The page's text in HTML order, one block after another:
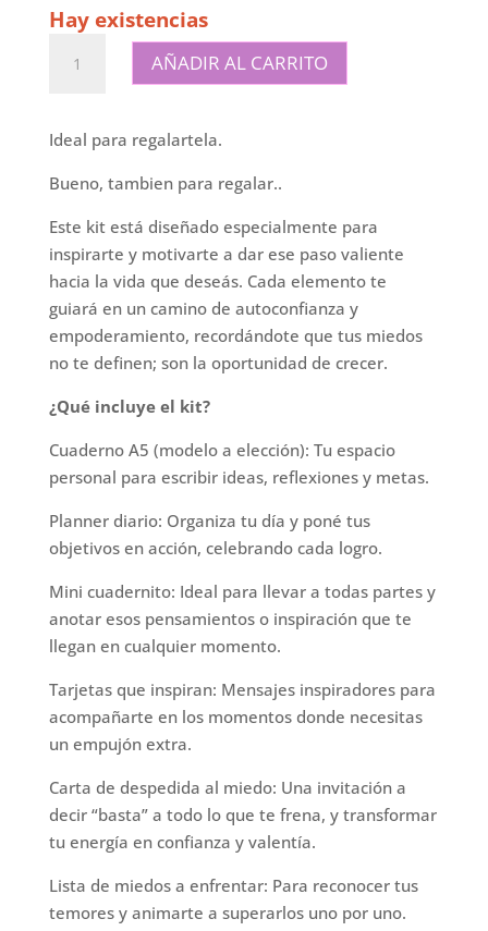
Hay existencias
"Valentía"
AÑADIR AL CARRITO
Ideal para regalartela.
Bueno, tambien para regalar..
Este kit está diseñado especialmente para
inspirarte y motivarte a dar ese paso valiente
hacia la vida que deseás. Cada elemento te
guiará en un camino de autoconfianza y
empoderamiento, recordándote que tus miedos
no te definen; son la oportunidad de crecer.
¿Qué incluye el kit?
Cuaderno A5 (modelo a elección): Tu espacio
personal para escribir ideas, reflexiones y metas.
Planner diario: Organiza tu día y poné tus
objetivos en acción, celebrando cada logro.
Mini cuadernito: Ideal para llevar a todas partes y
anotar esos pensamientos o inspiración que te
llegan en cualquier momento.
Tarjetas que inspiran: Mensajes inspiradores para
acompañarte en los momentos donde necesitas
un empujón extra.
Carta de despedida al miedo: Una invitación a
decir “basta” a todo lo que te frena, y transformar
tu energía en confianza y valentía.
Lista de miedos a enfrentar: Para reconocer tus
temores y animarte a superarlos uno por uno.